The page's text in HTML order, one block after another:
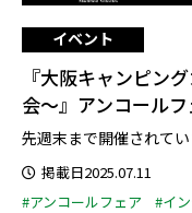
イベント
『大阪キャンピン
会～』アンコールフ
先週末まで開催されて
掲載日2025.07.11
#アンコールフェア
#イ